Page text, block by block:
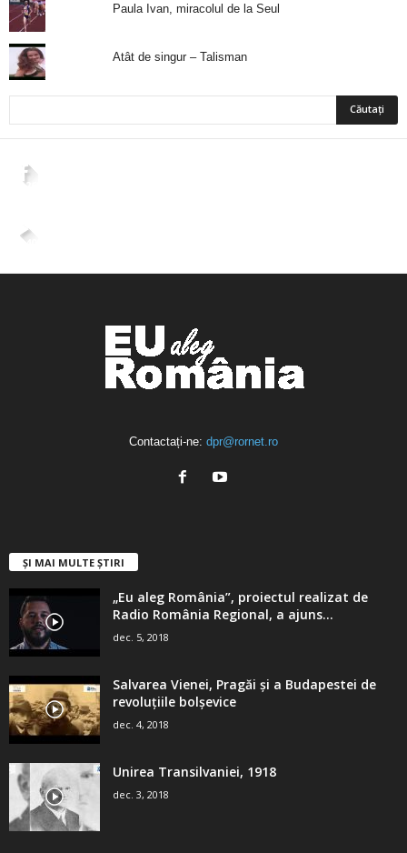
Paula Ivan, miracolul de la Seul
Atât de singur – Talisman
2,265
4,400
Contactați-ne: dpr@rornet.ro
ȘI MAI MULTE ȘTIRI
„Eu aleg România”, proiectul realizat de
Radio România Regional, a ajuns...
dec. 5, 2018
Salvarea Vienei, Pragăi şi a Budapestei de
revoluţiile bolşevice
dec. 4, 2018
Unirea Transilvaniei, 1918
dec. 3, 2018